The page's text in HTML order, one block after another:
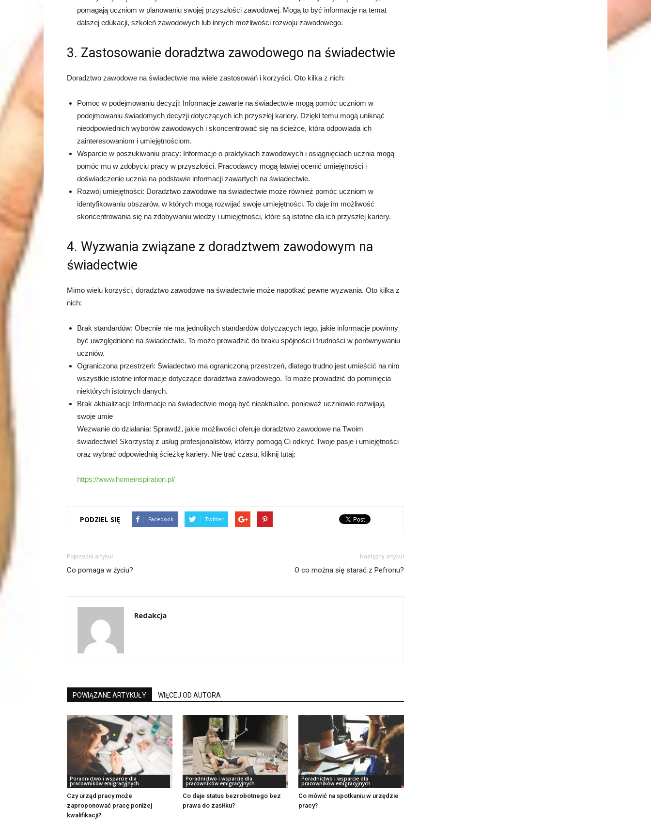
pomagają uczniom w planowaniu swojej przyszłości zawodowej. Mogą to być informacje na temat
dalszej edukacji, szkoleń zawodowych lub innych możliwości rozwoju zawodowego.
3. Zastosowanie doradztwa zawodowego na świadectwie
Doradztwo zawodowe na świadectwie ma wiele zastosowań i korzyści. Oto kilka z nich:
Pomoc w podejmowaniu decyzji: Informacje zawarte na świadectwie mogą pomóc uczniom w
podejmowaniu świadomych decyzji dotyczących ich przyszłej kariery. Dzięki temu mogą uniknąć
nieodpowiednich wyborów zawodowych i skoncentrować się na ścieżce, która odpowiada ich
zainteresowaniom i umiejętnościom.
Wsparcie w poszukiwaniu pracy: Informacje o praktykach zawodowych i osiągnięciach ucznia mogą
pomóc mu w zdobyciu pracy w przyszłości. Pracodawcy mogą łatwiej ocenić umiejętności i
doświadczenie ucznia na podstawie informacji zawartych na świadectwie.
Rozwój umiejętności: Doradztwo zawodowe na świadectwie może również pomóc uczniom w
identyfikowaniu obszarów, w których mogą rozwijać swoje umiejętności. To daje im możliwość
skoncentrowania się na zdobywaniu wiedzy i umiejętności, które są istotne dla ich przyszłej kariery.
4. Wyzwania związane z doradztwem zawodowym na
świadectwie
Mimo wielu korzyści, doradztwo zawodowe na świadectwie może napotkać pewne wyzwania. Oto kilka z
nich:
Brak standardów: Obecnie nie ma jednolitych standardów dotyczących tego, jakie informacje powinny
być uwzględnione na świadectwie. To może prowadzić do braku spójności i trudności w porównywaniu
uczniów.
Ograniczona przestrzeń: Świadectwo ma ograniczoną przestrzeń, dlatego trudno jest umieścić na nim
wszystkie istotne informacje dotyczące doradztwa zawodowego. To może prowadzić do pominięcia
niektórych istotnych danych.
Brak aktualizacji: Informacje na świadectwie mogą być nieaktualne, ponieważ uczniowie rozwijają
swoje umie
Wezwanie do działania: Sprawdź, jakie możliwości oferuje doradztwo zawodowe na Twoim
świadectwie! Skorzystaj z usług profesjonalistów, którzy pomogą Ci odkryć Twoje pasje i umiejętności
oraz wybrać odpowiednią ścieżkę kariery. Nie trać czasu, kliknij tutaj:
https://www.homeinspiration.pl/
PODZIEL SIĘ Facebook Twitter
Poprzedni artykuł
Co pomaga w życiu?
Następny artykuł
O co można się starać z Pefronu?
Redakcja
POWIĄZANE ARTYKUŁY WIĘCEJ OD AUTORA
Poradnictwo i wsparcie dla
pracowników emigracyjnych
Czy urząd pracy może
zaproponować pracę poniżej
kwalifikacji?
Poradnictwo i wsparcie dla
pracowników emigracyjnych
Co daje status bezrobotnego bez
prawa do zasiłku?
Poradnictwo i wsparcie dla
pracowników emigracyjnych
Co mówić na spotkaniu w urzędzie
pracy?